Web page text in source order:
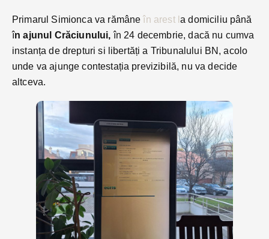
Primarul Simionca va rămâneîn arest la domiciliu până
în ajunul Crăciunului, în 24 decembrie, dacă nu cumva
instanța de drepturi si libertăți a Tribunalului BN, acolo
unde va ajunge contestația previzibilă, nu va decide
altceva.